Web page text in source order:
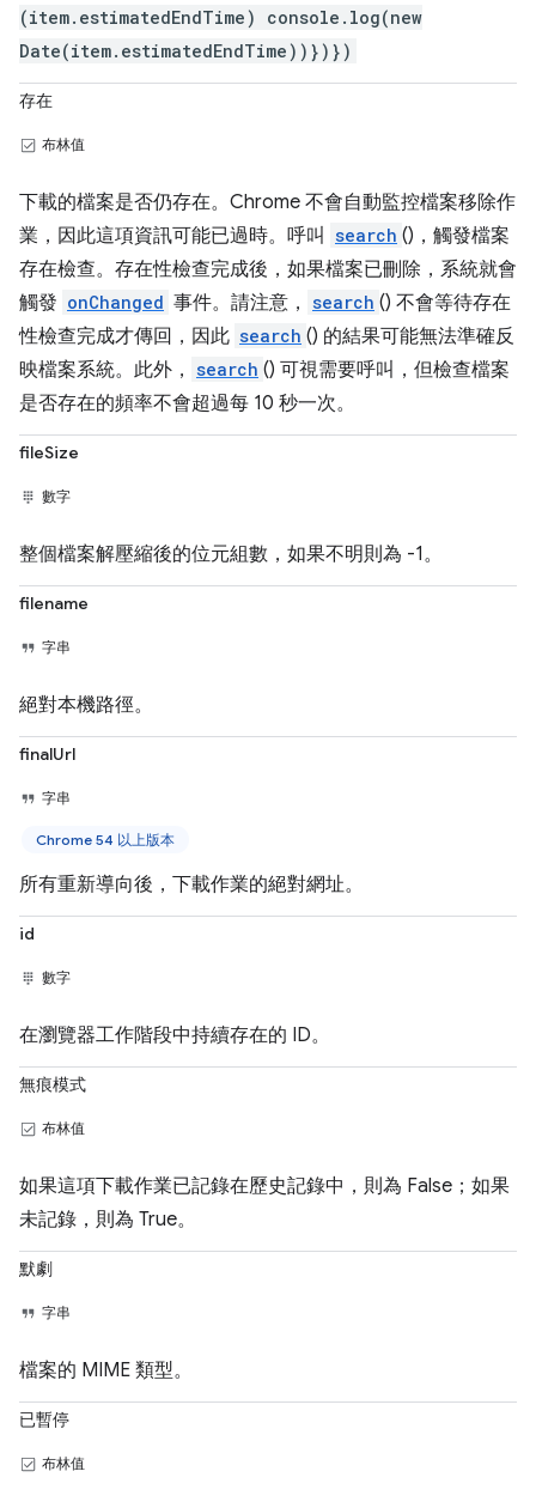
(item.estimatedEndTime) console.log(new
Date(item.estimatedEndTime))})})
存在
布林值
下載的檔案是否仍存在。Chrome 不會自動監控檔案移除作
業，因此這項資訊可能已過時。呼叫 search ()，觸發檔案
存在檢查。存在性檢查完成後，如果檔案已刪除，系統就會
觸發 onChanged 事件。請注意， search () 不會等待存在
性檢查完成才傳回，因此 search () 的結果可能無法準確反
映檔案系統。此外， search () 可視需要呼叫，但檢查檔案
是否存在的頻率不會超過每 10 秒一次。
fileSize
數字
整個檔案解壓縮後的位元組數，如果不明則為 -1。
filename
字串
絕對本機路徑。
finalUrl
字串
Chrome 54 以上版本
所有重新導向後，下載作業的絕對網址。
id
數字
在瀏覽器工作階段中持續存在的 ID。
無痕模式
布林值
如果這項下載作業已記錄在歷史記錄中，則為 False；如果
未記錄，則為 True。
默劇
字串
檔案的 MIME 類型。
已暫停
布林值